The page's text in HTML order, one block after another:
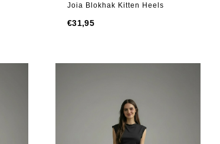
Joia Blokhak Kitten Heels
€31,95